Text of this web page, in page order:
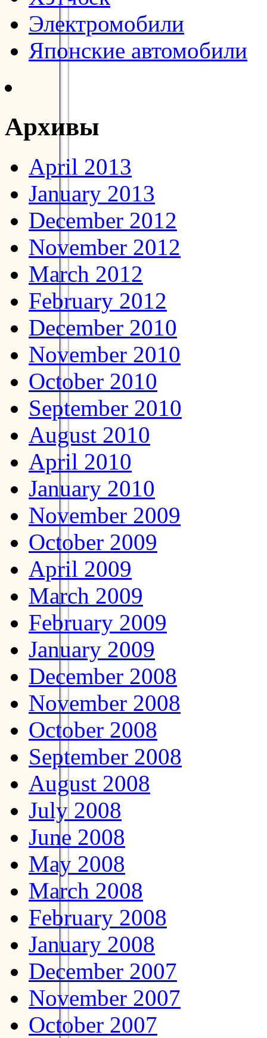
Электромобили
Японские автомобили
Архивы
April 2013
January 2013
December 2012
November 2012
March 2012
February 2012
December 2010
November 2010
October 2010
September 2010
August 2010
April 2010
January 2010
November 2009
October 2009
April 2009
March 2009
February 2009
January 2009
December 2008
November 2008
October 2008
September 2008
August 2008
July 2008
June 2008
May 2008
March 2008
February 2008
January 2008
December 2007
November 2007
October 2007